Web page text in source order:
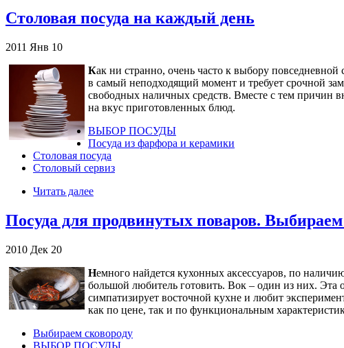
Столовая посуда на каждый день
2011 Янв 10
Как ни странно, очень часто к выбору
в самый неподходящий момент и требует срочной
свободных наличных средств. Вместе с тем причин
на вкус приготовленных блюд.
ВЫБОР ПОСУДЫ
Посуда из фарфора и керамики
Столовая посуда
Столовый сервиз
Читать далее
Посуда для продвинутых поваров.
2010 Дек 20
Немного найдется кухонных аксессуаров, по
большой любитель готовить. Вок – один из них. Эта
симпатизирует восточной кухне и любит
как по цене, так и по функциональным
Выбираем сковороду
ВЫБОР ПОСУДЫ